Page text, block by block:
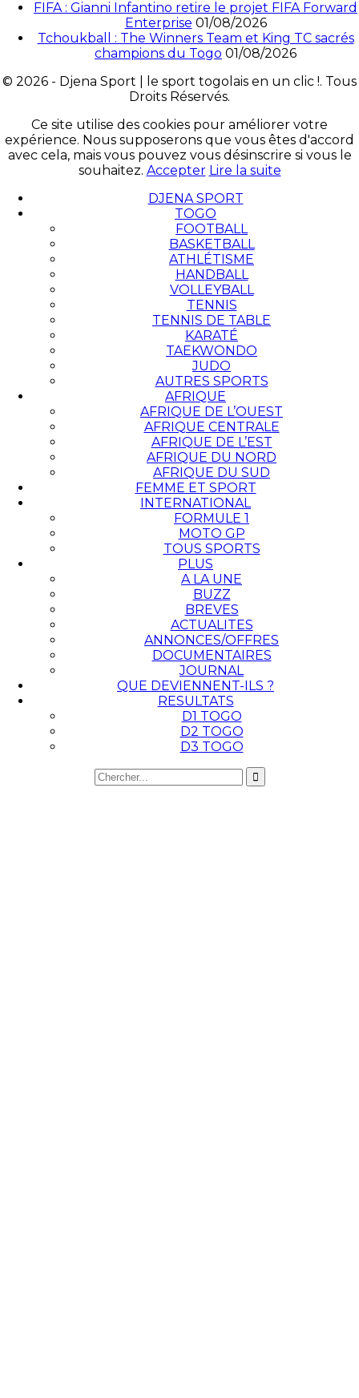
FIFA : Gianni Infantino retire le projet FIFA Forward
Enterprise 01/08/2026
Tchoukball : The Winners Team et King TC sacrés
champions du Togo 01/08/2026
© 2026 - Djena Sport | le sport togolais en un clic !. Tous
Droits Réservés.
Ce site utilise des cookies pour améliorer votre
expérience. Nous supposerons que vous êtes d'accord
avec cela, mais vous pouvez vous désinscrire si vous le
souhaitez. Accepter Lire la suite
DJENA SPORT
TOGO
FOOTBALL
BASKETBALL
ATHLÉTISME
HANDBALL
VOLLEYBALL
TENNIS
TENNIS DE TABLE
KARATÉ
TAEKWONDO
JUDO
AUTRES SPORTS
AFRIQUE
AFRIQUE DE L’OUEST
AFRIQUE CENTRALE
AFRIQUE DE L’EST
AFRIQUE DU NORD
AFRIQUE DU SUD
FEMME ET SPORT
INTERNATIONAL
FORMULE 1
MOTO GP
TOUS SPORTS
PLUS
A LA UNE
BUZZ
BREVES
ACTUALITES
ANNONCES/OFFRES
DOCUMENTAIRES
JOURNAL
QUE DEVIENNENT-ILS ?
RESULTATS
D1 TOGO
D2 TOGO
D3 TOGO